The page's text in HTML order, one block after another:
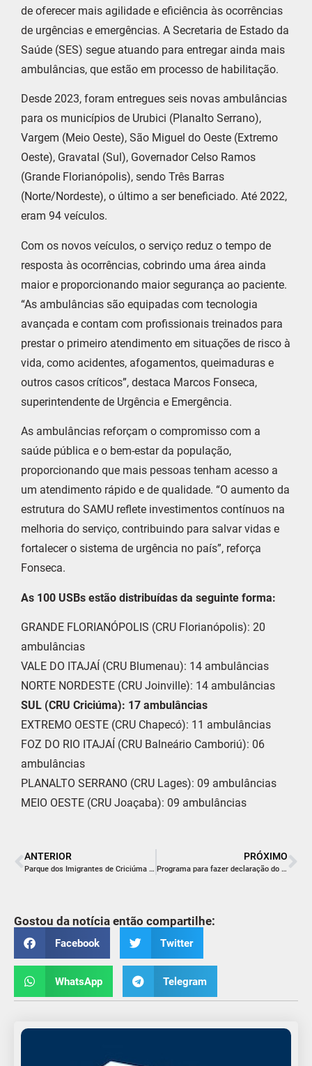
de oferecer mais agilidade e eficiência às ocorrências
de urgências e emergências. A Secretaria de Estado da
Saúde (SES) segue atuando para entregar ainda mais
ambulâncias, que estão em processo de habilitação.
Desde 2023, foram entregues seis novas ambulâncias
para os municípios de Urubici (Planalto Serrano),
Vargem (Meio Oeste), São Miguel do Oeste (Extremo
Oeste), Gravatal (Sul), Governador Celso Ramos
(Grande Florianópolis), sendo Três Barras
(Norte/Nordeste), o último a ser beneficiado. Até 2022,
eram 94 veículos.
Com os novos veículos, o serviço reduz o tempo de
resposta às ocorrências, cobrindo uma área ainda
maior e proporcionando maior segurança ao paciente.
“As ambulâncias são equipadas com tecnologia
avançada e contam com profissionais treinados para
prestar o primeiro atendimento em situações de risco à
vida, como acidentes, afogamentos, queimaduras e
outros casos críticos”, destaca Marcos Fonseca,
superintendente de Urgência e Emergência.
As ambulâncias reforçam o compromisso com a
saúde pública e o bem-estar da população,
proporcionando que mais pessoas tenham acesso a
um atendimento rápido e de qualidade. “O aumento da
estrutura do SAMU reflete investimentos contínuos na
melhoria do serviço, contribuindo para salvar vidas e
fortalecer o sistema de urgência no país”, reforça
Fonseca.
As 100 USBs estão distribuídas da seguinte forma:
GRANDE FLORIANÓPOLIS (CRU Florianópolis): 20
ambulâncias
VALE DO ITAJAÍ (CRU Blumenau): 14 ambulâncias
NORTE NORDESTE (CRU Joinville): 14 ambulâncias
SUL (CRU Criciúma): 17 ambulâncias
EXTREMO OESTE (CRU Chapecó): 11 ambulâncias
FOZ DO RIO ITAJAÍ (CRU Balneário Camboriú): 06
ambulâncias
PLANALTO SERRANO (CRU Lages): 09 ambulâncias
MEIO OESTE (CRU Joaçaba): 09 ambulâncias
ANTERIOR
Parque dos Imigrantes de Criciúma será palco do 1º Luau da Família
PRÓXIMO
Programa para fazer declaração do IRPF 2025 está disponível
Gostou da notícia então compartilhe:
Facebook Twitter
WhatsApp Telegram